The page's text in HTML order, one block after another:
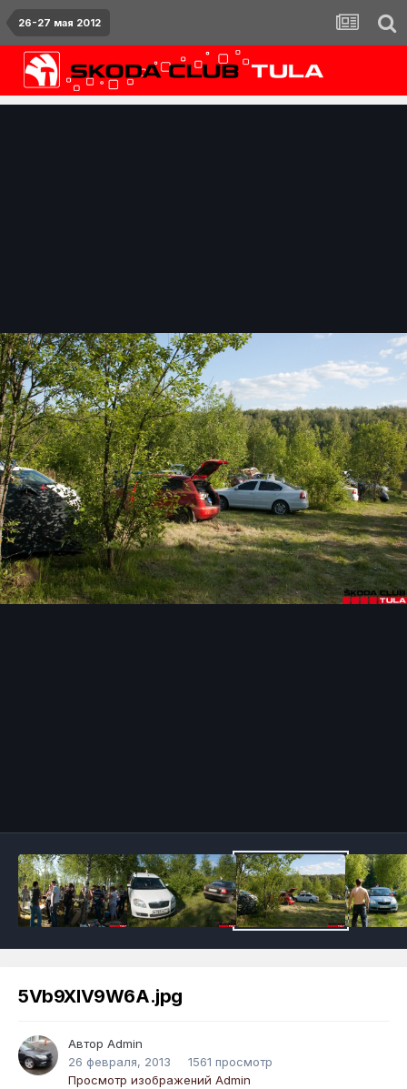
26-27 мая 2012
5Vb9XlV9W6A.jpg
Автор Admin
26 февраля, 2013
1561 просмотр
Просмотр изображений Admin